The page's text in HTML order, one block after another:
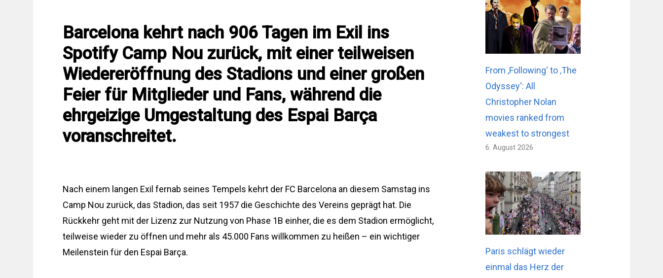
Barcelona kehrt nach 906 Tagen im Exil ins
Spotify Camp Nou zurück, mit einer teilweisen
Wiedereröffnung des Stadions und einer großen
Feier für Mitglieder und Fans, während die
ehrgeizige Umgestaltung des Espai Barça
voranschreitet.
Nach einem langen Exil fernab seines Tempels kehrt der FC Barcelona an diesem Samstag ins
Camp Nou zurück, das Stadion, das seit 1957 die Geschichte des Vereins geprägt hat. Die
Rückkehr geht mit der Lizenz zur Nutzung von Phase 1B einher, die es dem Stadion ermöglicht,
teilweise wieder zu öffnen und mehr als 45.000 Fans willkommen zu heißen – ein wichtiger
Meilenstein für den Espai Barça.
From ‚Following‘ to ‚The
Odyssey‘: All
Christopher Nolan
movies ranked from
weakest to strongest
6. August 2026
Paris schlägt wieder
einmal das Herz der